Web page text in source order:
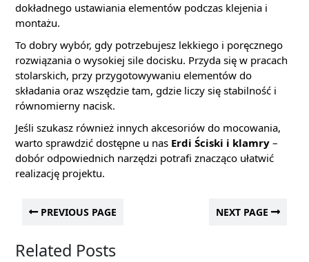
dokładnego ustawiania elementów podczas klejenia i
montażu.
To dobry wybór, gdy potrzebujesz lekkiego i poręcznego
rozwiązania o wysokiej sile docisku. Przyda się w pracach
stolarskich, przy przygotowywaniu elementów do
składania oraz wszędzie tam, gdzie liczy się stabilność i
równomierny nacisk.
Jeśli szukasz również innych akcesoriów do mocowania,
warto sprawdzić dostępne u nas Erdi Ściski i klamry –
dobór odpowiednich narzędzi potrafi znacząco ułatwić
realizację projektu.
PREVIOUS PAGE NEXT PAGE
Related Posts